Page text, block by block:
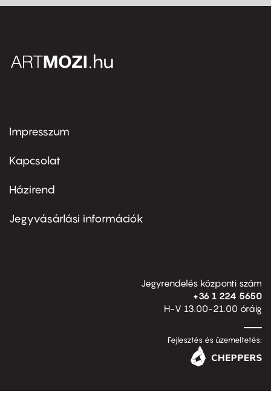
Footer
first
Impresszum
Kapcsolat
Footer
second
Házirend
Jegyvásárlási információk
Jegyrendelés központi szám
+36 1 224 5650
H-V 13.00-21.00 óráig
Fejlesztés és üzemeltetés: